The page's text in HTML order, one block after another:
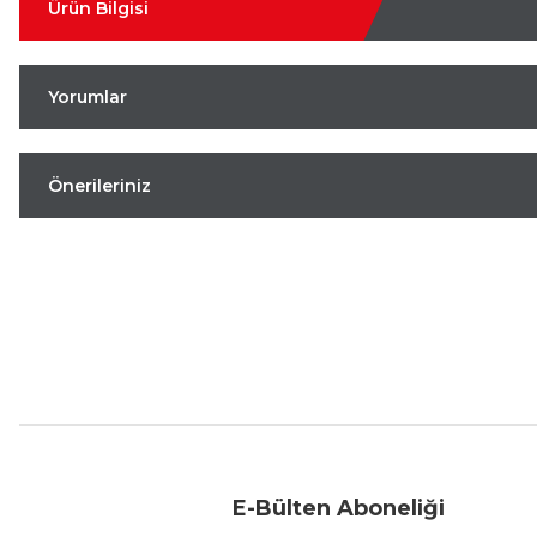
Ürün Bilgisi
Yorumlar
Önerileriniz
E-Bülten Aboneliği